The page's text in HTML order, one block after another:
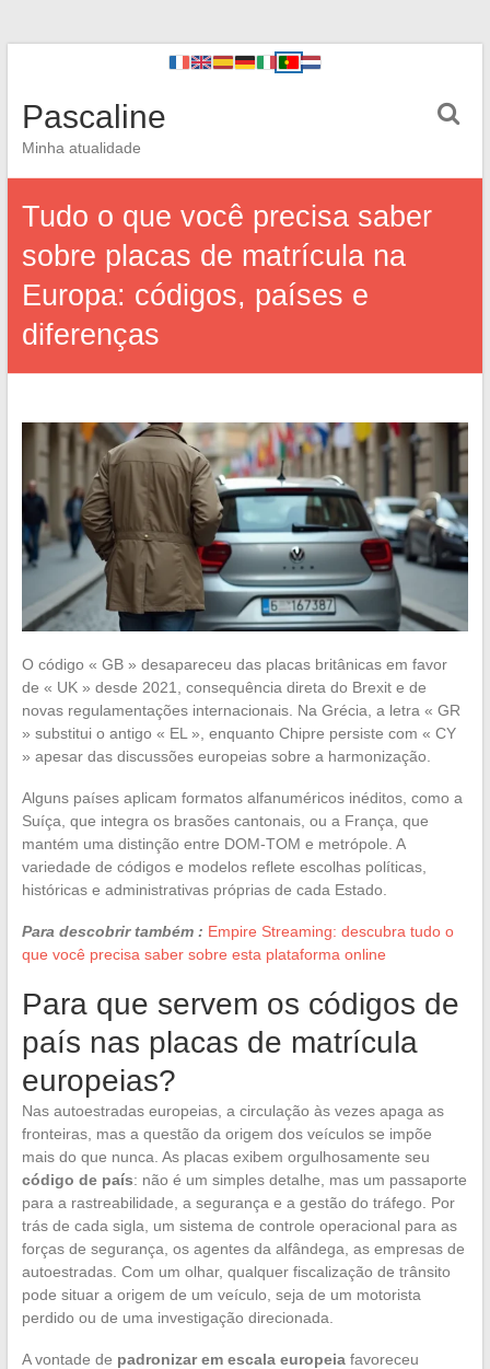
Pascaline
Minha atualidade
Tudo o que você precisa saber
sobre placas de matrícula na
Europa: códigos, países e
diferenças
O código « GB » desapareceu das placas britânicas em favor
de « UK » desde 2021, consequência direta do Brexit e de
novas regulamentações internacionais. Na Grécia, a letra « GR
» substitui o antigo « EL », enquanto Chipre persiste com « CY
» apesar das discussões europeias sobre a harmonização.
Alguns países aplicam formatos alfanuméricos inéditos, como a
Suíça, que integra os brasões cantonais, ou a França, que
mantém uma distinção entre DOM-TOM e metrópole. A
variedade de códigos e modelos reflete escolhas políticas,
históricas e administrativas próprias de cada Estado.
Para descobrir também : Empire Streaming: descubra tudo o
que você precisa saber sobre esta plataforma online
Para que servem os códigos de
país nas placas de matrícula
europeias?
Nas autoestradas europeias, a circulação às vezes apaga as
fronteiras, mas a questão da origem dos veículos se impõe
mais do que nunca. As placas exibem orgulhosamente seu
código de país: não é um simples detalhe, mas um passaporte
para a rastreabilidade, a segurança e a gestão do tráfego. Por
trás de cada sigla, um sistema de controle operacional para as
forças de segurança, os agentes da alfândega, as empresas de
autoestradas. Com um olhar, qualquer fiscalização de trânsito
pode situar a origem de um veículo, seja de um motorista
perdido ou de uma investigação direcionada.
A vontade de padronizar em escala europeiafavoreceu